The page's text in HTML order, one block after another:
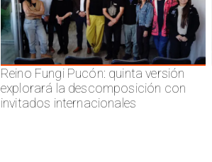
Reino Fungi Pucón: quinta versión
explorará la descomposición con
invitados internacionales